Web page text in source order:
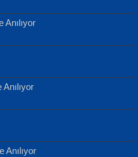
Anılıyor
Anılıyor